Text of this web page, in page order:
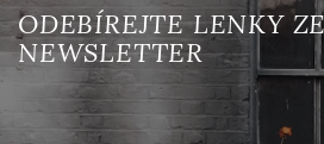
Vložte svůj e-mail a my vám budeme zasílat
produktech na našem e-shopu.